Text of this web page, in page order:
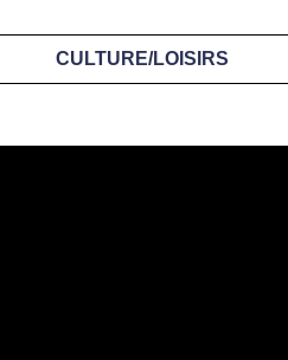
CULTURE/LOISIRS